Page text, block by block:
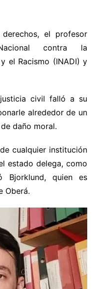
el profesor
contra la
el Racismo (INADI) y
civil falló a su
alrededor de un
daño moral.
cualquier institución
estado delega, como
Bjorklund, quien es
Oberá.